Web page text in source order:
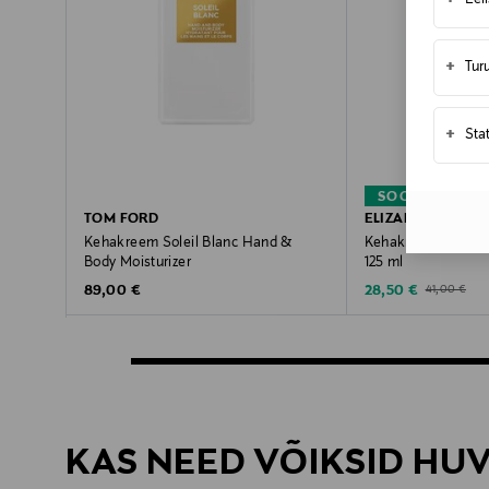
+
+
TOM FORD
Kehakreem Soleil Blanc Hand &
Body Moisturizer
Original Price
89,00 €
SOODUSTUS
ELIZABETH ARDEN
Kehakreem
125 ml
Discounted Price
28,50 € Original Price
41,00 €
KAS NEED VÕIKSID